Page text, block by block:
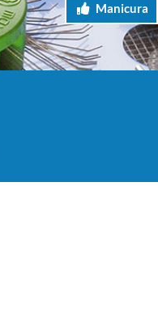
Manicura